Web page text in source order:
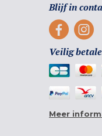
Blijf in
Veilig
Meer